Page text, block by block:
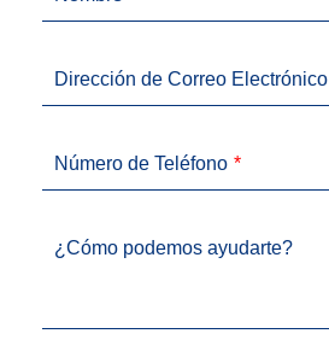
Dirección de Correo Electrónico
Número de Teléfono
¿Cómo podemos ayudarte?